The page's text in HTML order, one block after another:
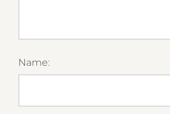
Name: